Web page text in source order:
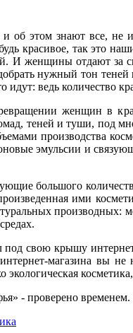
об этом знают все, не
красивое, так это
женщины отдают за
нужный тон
идут: ведь количество
женщин в
теней и туши, под
производства
эмульсии и
большого
ими
свою крышу
магазина вы не
экологическая
- проверено временем.